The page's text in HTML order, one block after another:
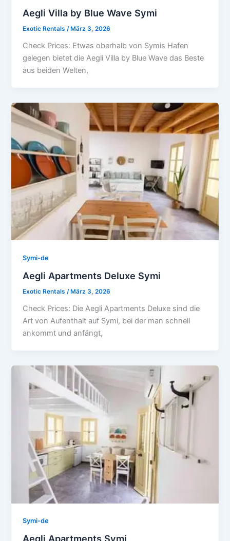
Aegli Villa by Blue Wave Symi
Exotic Rentals /März 3, 2026
Check Prices: Etwas oberhalb von Symis Hafen
gelegen bietet die Aegli Villa by Blue Wave das Beste
aus beiden Welten,
Symi-de
Aegli Apartments Deluxe Symi
Exotic Rentals/März 3, 2026
Check Prices: Die Aegli Apartments Deluxe sind die
Art von Aufenthalt auf Symi, bei der man schnell
ankommt und anfängt,
Symi-de
Aegli Apartments Symi